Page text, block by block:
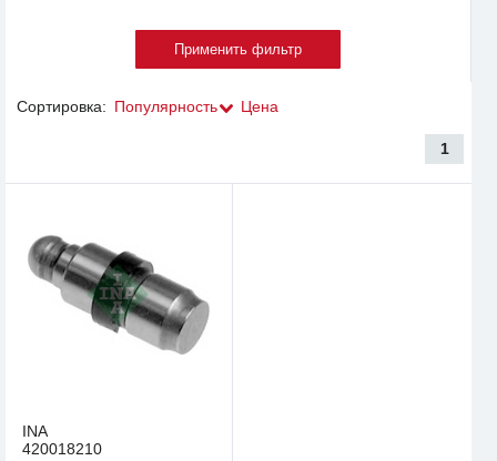
Сортировка: Популярность Цена
1
INA
420018210